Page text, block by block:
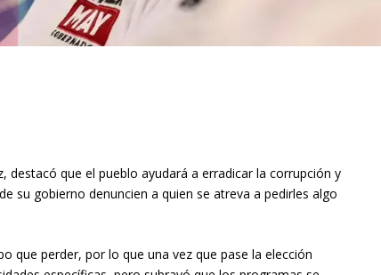
destacó que el pueblo ayudará a erradicar la corrupción y
su gobierno denuncien a quien se atreva a pedirles algo
que perder, por lo que una vez que pase la elección